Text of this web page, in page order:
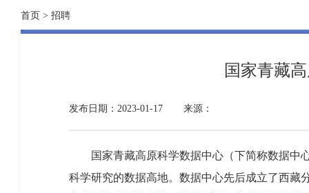
首页 > 招聘
国家青藏
发布日期：2023-01-17 来源：
国家青藏高原科学数据中心（下简称数据中
科学研究的数据高地。数据中心先后成立了西藏